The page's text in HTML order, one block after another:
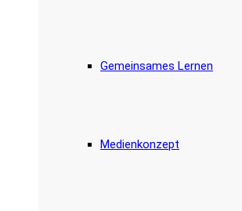
Gemeinsames Lernen
Medienkonzept